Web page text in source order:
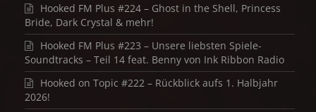
Hooked FM Plus #224 – Ghost in the Shell, Princess
Bride, Dark Crystal & mehr!
Hooked FM Plus #223 – Unsere liebsten Spiele-
Soundtracks – Teil 14 feat. Benny von Ink Ribbon Radio
Hooked on Topic #222 – Rückblick aufs 1. Halbjahr
2026!